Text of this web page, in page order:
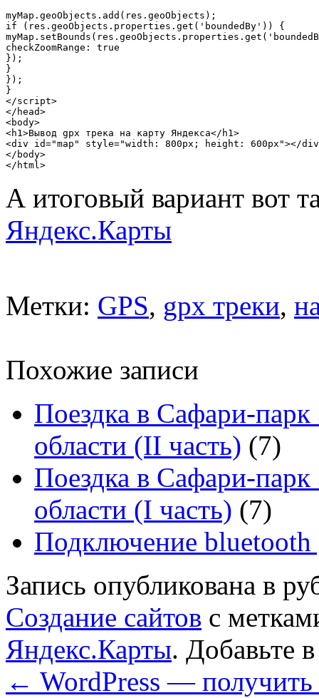
myMap.geoObjects.add(res.geoObjects);
if (res.geoObjects.properties.get('boundedBy')) {
checkZoomRange: true
});
}
});
}
</script>
</head>
<body>
<h1>Вывод gpx трека на карту Яндекса</h1>
<div id="map" style="width: 800px; height: 600px"></
</body>
А итоговый вариант вот
Яндекс.Карты
Метки: GPS, gpx треки,
Похожие записи
Поездка в Сафари-
области (II часть) (7)
Поездка в Сафари-
области (I часть) (7)
Подключение bluetooth
Запись опубликована в
Создание сайтов с
Яндекс.Карты. Добавьте
← WordPress — получить